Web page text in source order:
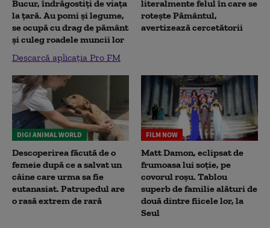
Bucur, îndrăgostiți de viața
la țară. Au pomi și legume,
se ocupă cu drag de pământ
și culeg roadele muncii lor
Descarcă aplicația Pro FM
literalmente felul în care se
rotește Pământul,
avertizează cercetătorii
DIGI ANIMAL WORLD
Descoperirea făcută de o
femeie după ce a salvat un
câine care urma sa fie
eutanasiat. Patrupedul are
o rasă extrem de rară
FILM NOW
Matt Damon, eclipsat de
frumoasa lui soție, pe
covorul roșu. Tablou
superb de familie alături de
două dintre fiicele lor, la
Seul